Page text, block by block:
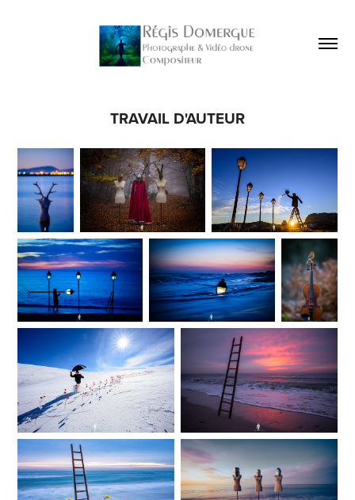
TRAVAIL D'AUTEUR